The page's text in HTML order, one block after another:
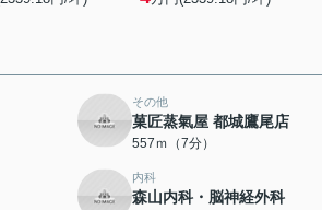
その他
菓匠蒸氣屋 都城鷹尾店
557ｍ（7分）
内科
森山内科・脳神経外科